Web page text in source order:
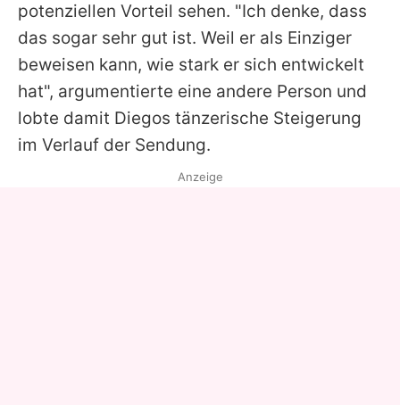
potenziellen Vorteil sehen. "Ich denke, dass
das sogar sehr gut ist. Weil er als Einziger
beweisen kann, wie stark er sich entwickelt
hat", argumentierte eine andere Person und
lobte damit Diegos tänzerische Steigerung
im Verlauf der Sendung.
Anzeige